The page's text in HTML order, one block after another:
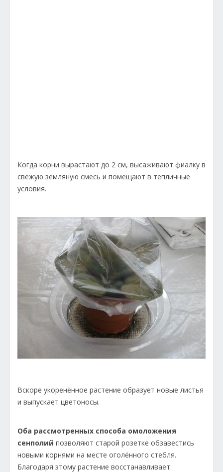
Когда корни вырастают до 2 см, высаживают фиалку в
свежую земляную смесь и помещают в тепличные
условия.
Вскоре укоренённое растение образует новые листья
и выпускает цветоносы.
Оба рассмотренных способа омоложения
сенполий позволяют старой розетке обзавестись
новыми корнями на месте оголённого стебля.
Благодаря этому растение восстанавливает